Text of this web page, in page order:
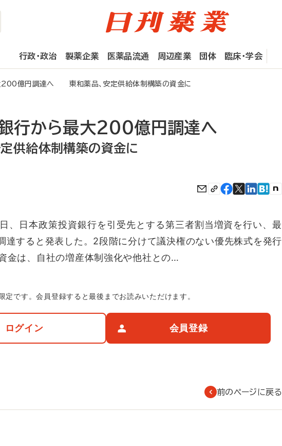
行政・政治 製薬企業 医薬品流通 周辺産業 団体 臨床・学会
200億円調達へ 東和薬品、安定供給体制構築の資金に
行から最大200億円調達へ
定供給体制構築の資金に
、日本政策投資銀行を引受先とする第三者割当増資を行い、最
達すると発表した。2段階に分けて議決権のない優先株式を発行
金は、自社の増産体制強化や他社との…
定です。会員登録すると最後までお読みいただけます。
ログイン 会員登録
前のページに戻る